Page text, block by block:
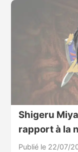
Shigeru
rapport à la
Publié le 22/07/